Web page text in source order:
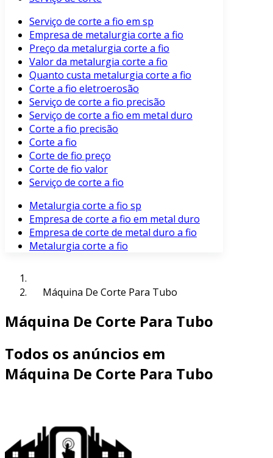
Serviço de corte a fio em sp
Empresa de metalurgia corte a fio
Preço da metalurgia corte a fio
Valor da metalurgia corte a fio
Quanto custa metalurgia corte a fio
Corte a fio eletroerosão
Serviço de corte a fio precisão
Serviço de corte a fio em metal duro
Corte a fio precisão
Corte a fio
Corte de fio preço
Corte de fio valor
Serviço de corte a fio
Metalurgia corte a fio sp
Empresa de corte a fio em metal duro
Empresa de corte de metal duro a fio
Metalurgia corte a fio
Máquina De Corte Para Tubo
Máquina De Corte Para Tubo
Todos os anúncios em
Máquina De Corte Para Tubo